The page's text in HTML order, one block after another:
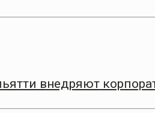
внедряют